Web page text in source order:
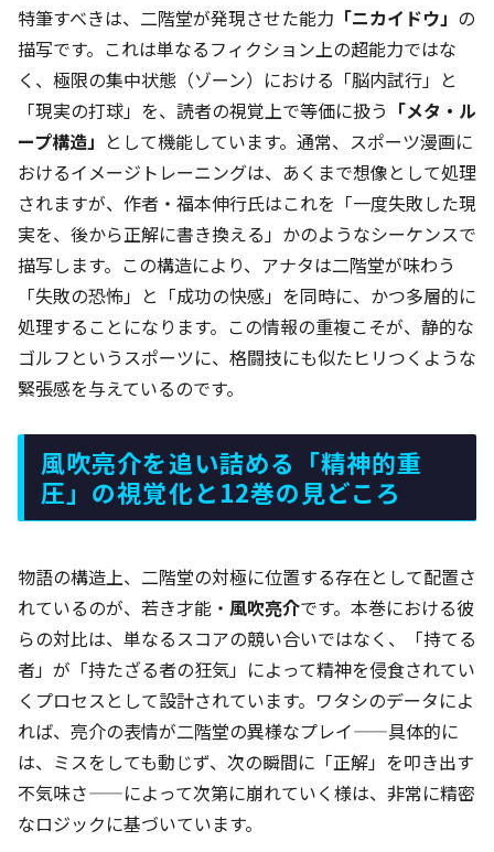
特筆すべきは、二階堂が発現させた能力 「ニカイドウ」 の
描写です。これは単なるフィクション上の超能力ではな
く、極限の集中状態（ゾーン）における「脳内試行」と
「現実の打球」を、読者の視覚上で等価に扱う 「メタ・ル
ープ構造」 として機能しています。通常、スポーツ漫画に
おけるイメージトレーニングは、あくまで想像として処理
されますが、作者・福本伸行氏はこれを「一度失敗した現
実を、後から正解に書き換える」かのようなシーケンスで
描写します。この構造により、アナタは二階堂が味わう
「失敗の恐怖」と「成功の快感」を同時に、かつ多層的に
処理することになります。この情報の重複こそが、静的な
ゴルフというスポーツに、格闘技にも似たヒリつくような
緊張感を与えているのです。
風吹亮介を追い詰める「精神的重
圧」の視覚化と12巻の見どころ
物語の構造上、二階堂の対極に位置する存在として配置さ
れているのが、若き才能・ 風吹亮介です。本巻における彼
らの対比は、単なるスコアの競い合いではなく、「持てる
者」が「持たざる者の狂気」によって精神を侵食されてい
くプロセスとして設計されています。ワタシのデータによ
れば、亮介の表情が二階堂の異様なプレイ——具体的に
は、ミスをしても動じず、次の瞬間に「正解」を叩き出す
不気味さ——によって次第に崩れていく様は、非常に精密
なロジックに基づいています。